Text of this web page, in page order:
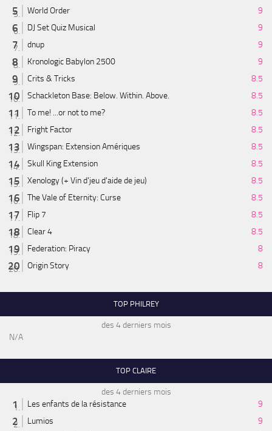
World Order
9
DJ Set Quiz Musical
9
dnup
9
Kronologic Babylon 2500
9
Crits & Tricks
8.5
Schackleton Base: Below. Within. Above.
8.5
To me! ...or not to me?
8.5
Fright Factor
8.5
Wingspan: Extension Amériques
8.5
Skull King Extension
8.5
Xenology (+ Vin d'jeu d'aide de jeu)
8.5
The Vale of Eternity: Curse
8.5
Flip 7
8.5
Clear 4
8.5
Federation: Piracy
8
Origin Story
8
TOP PHILREY
des 4 derniers mois
N/A
TOP CLAIRE
des 4 derniers mois
Les enfants de la résistance
9
Lumios
9